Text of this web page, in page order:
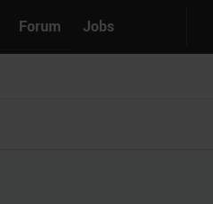
Forum Jobs